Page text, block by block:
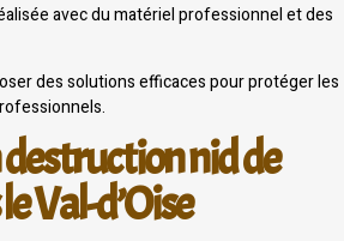
avec du matériel professionnel et des
des solutions efficaces pour protéger les
nid de
Val-d’Oise